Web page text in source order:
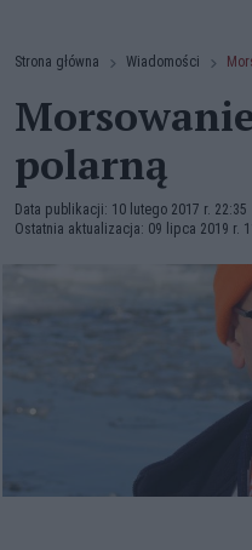
Strona główna Wiadomości
polarną
Data publikacji: 10 lutego 2017 r. 22:35
Ostatnia aktualizacja: 09 lipca 2019 r.